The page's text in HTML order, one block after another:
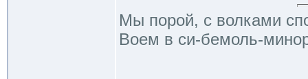
Мы порой, с волками
Воем в си-бемоль-